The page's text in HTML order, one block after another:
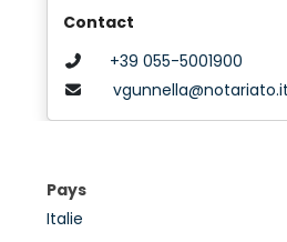
Contact
+39 055-5001900
vgunnella@notariato.it
Pays
Italie